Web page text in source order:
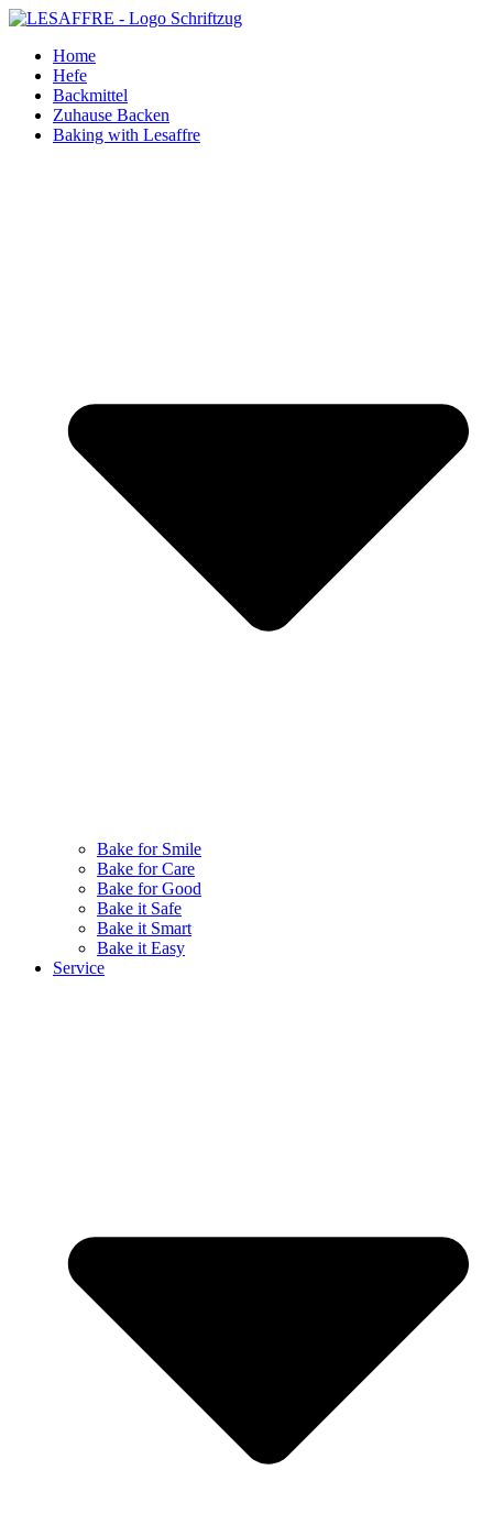
Zum
springenHome
Hefe
Backmittel
Zuhause Backen
Baking with Lesaffre
Bake for Smile
Bake for Care
Bake for Good
Bake it Safe
Bake it Smart
Bake it Easy
Service